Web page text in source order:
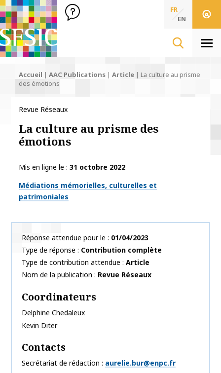
SFSIC Société Française des Sciences de l'Information & de
Société Française des Sciences
de l'Information
FR
EN
Accueil | AAC Publications | Article | La culture au prisme
des émotions
Revue Réseaux
La culture au prisme des
émotions
Mis en ligne le
31 octobre 2022
Thématiques
Médiations mémorielles, culturelles et
patrimoniales
Réponse attendue pour le
01/04/2023
Type de réponse
Contribution complète
Type de contribution attendue
Article
Nom de la publication
Revue Réseaux
Coordinateurs
Delphine Chedaleux
Kevin Diter
Contacts
Secrétariat de rédaction aurelie.bur@enpc.fr